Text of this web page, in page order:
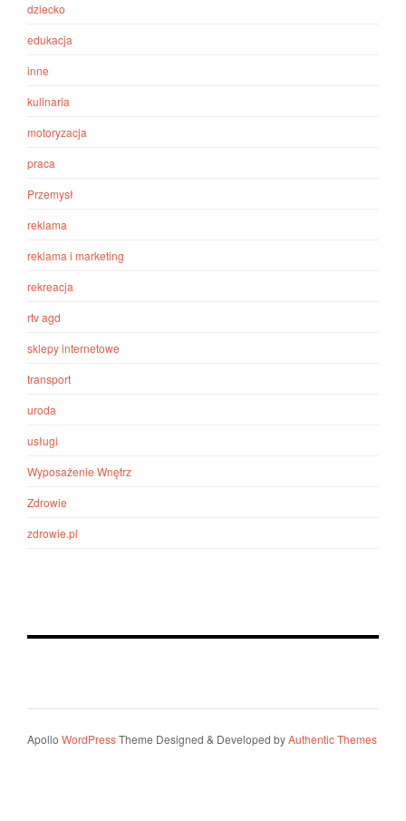
dziecko
edukacja
inne
kulinaria
motoryzacja
praca
Przemysł
reklama
reklama i marketing
rekreacja
rtv agd
sklepy internetowe
transport
uroda
usługi
Wyposażenie Wnętrz
Zdrowie
zdrowie.pl
Apollo WordPressTheme Designed & Developed byAuthentic Themes